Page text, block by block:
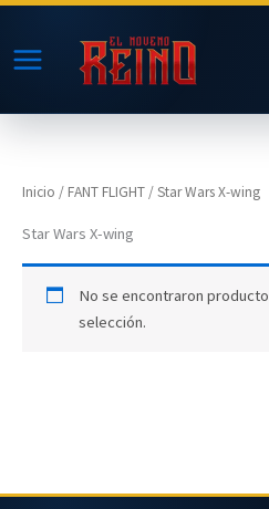
Ir
contenido
Inicio / FANT FLIGHT / Star Wars X-wing
Star Wars X-wing
No se encontraron
selección.